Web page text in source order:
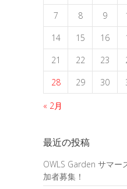
7
8 9
14
15 16
21
22 23
28
29 30
« 2月
最近の投稿
OWLS Garden サマー
加者募集！